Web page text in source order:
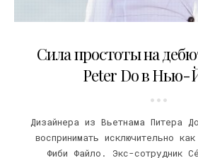
Сила простоты на
Peter Do в Нью-
Дизайнера из Вьетнама Питера
воспринимать исключительно
Фиби Файло. Экс-сотрудник